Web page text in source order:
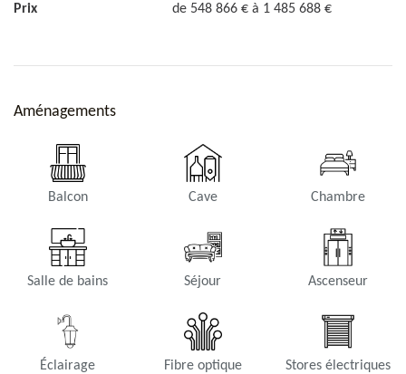
Prix
de 548 866 € à 1 485 688 €
Aménagements
Balcon Cave Chambre
Salle de bains Séjour Ascenseur
Éclairage
Fibre optique Stores électriques